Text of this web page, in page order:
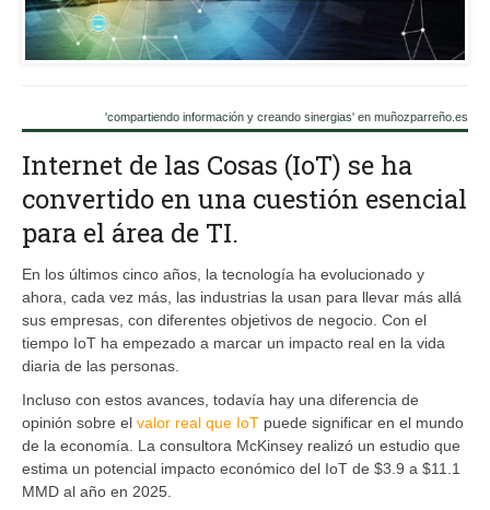
'compartiendo información y creando sinergias' en muñozparreño.es
Internet de las Cosas (IoT) se ha
convertido en una cuestión esencial
para el área de TI.
En los últimos cinco años, la tecnología ha evolucionado y
ahora, cada vez más, las industrias la usan para llevar más allá
sus empresas, con diferentes objetivos de negocio. Con el
tiempo IoT ha empezado a marcar un impacto real en la vida
diaria de las personas.
Incluso con estos avances, todavía hay una diferencia de
opinión sobre el valor real que IoT puede significar en el mundo
de la economía. La consultora McKinsey realizó un estudio que
estima un potencial impacto económico del IoT de $3.9 a $11.1
MMD al año en 2025.